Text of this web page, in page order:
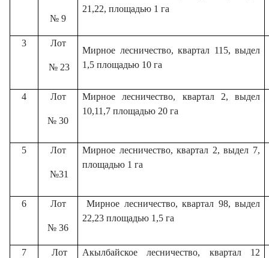
№ 9
21,22, площадью 1 га
3 Лот
№ 23
Мирное лесничество, квартал 115, выдел
1,5 площадью 10 га
4 Лот
№ 30
Мирное лесничество, квартал 2, выдел
10,11,7 площадью 20 га
5 Лот
№31
Мирное лесничество, квартал 2, выдел 7,
площадью 1 га
6 Лот
№ 36
Мирное лесничество, квартал 98, выдел
22,23 площадью 1,5 га
7 Лот Акылбайское лесничество, квартал 12